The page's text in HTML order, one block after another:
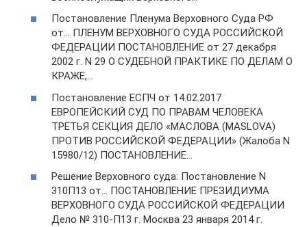
Постановление Пленума Верховного Суда РФ
от… ПЛЕНУМ ВЕРХОВНОГО СУДА РОССИЙСКОЙ
ФЕДЕРАЦИИ ПОСТАНОВЛЕНИЕ от 27 декабря
2002 г. N 29 О СУДЕБНОЙ ПРАКТИКЕ ПО ДЕЛАМ О
КРАЖЕ,…
Постановление ЕСПЧ от 14.02.2017
ЕВРОПЕЙСКИЙ СУД ПО ПРАВАМ ЧЕЛОВЕКА
ТРЕТЬЯ СЕКЦИЯ ДЕЛО «МАСЛОВА (MASLOVA)
ПРОТИВ РОССИЙСКОЙ ФЕДЕРАЦИИ» (Жалоба N
15980/12) ПОСТАНОВЛЕНИЕ…
Решение Верховного суда: Постановление N
310П13 от… ПОСТАНОВЛЕНИЕ ПРЕЗИДИУМА
ВЕРХОВНОГО СУДА РОССИЙСКОЙ ФЕДЕРАЦИИ
Дело № 310-П13 г. Москва 23 января 2014 г.